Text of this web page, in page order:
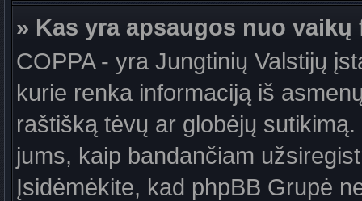
» Kas yra apsaugos nuo vaikų
COPPA - yra Jungtinių Valstijų
kurie renka informaciją iš
raštišką tėvų ar globėjų
jums, kaip bandančiam
Įsidėmėkite, kad phpBB Grupė